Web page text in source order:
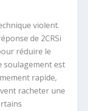
violent.
de 2CRSi
réduire le
soulagement est
rapide,
racheter une